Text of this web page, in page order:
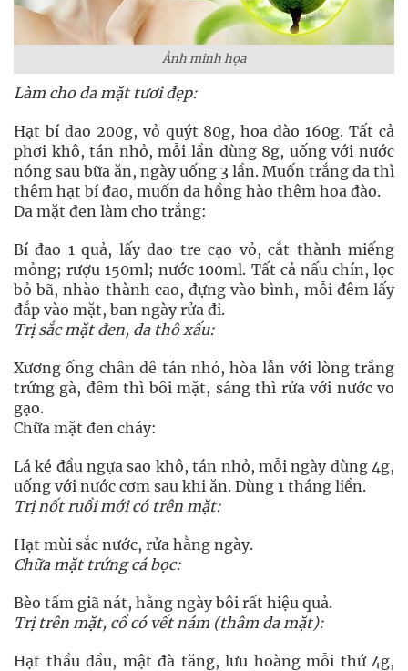
Ảnh minh họa
Làm cho da mặt tươi đẹp:
Hạt bí đao 200g, vỏ quýt 80g, hoa đào 160g. Tất cả
phơi khô, tán nhỏ, mỗi lần dùng 8g, uống với nước
nóng sau bữa ăn, ngày uống 3 lần. Muốn trắng da thì
thêm hạt bí đao, muốn da hồng hào thêm hoa đào.
Da mặt đen làm cho trắng:
Bí đao 1 quả, lấy dao tre cạo vỏ, cắt thành miếng
mỏng; rượu 150ml; nước 100ml. Tất cả nấu chín, lọc
bỏ bã, nhào thành cao, đựng vào bình, mỗi đêm lấy
đắp vào mặt, ban ngày rửa đi.
Trị sắc mặt đen, da thô xấu:
Xương ống chân dê tán nhỏ, hòa lẫn với lòng trắng
trứng gà, đêm thì bôi mặt, sáng thì rửa với nước vo
gạo.
Chữa mặt đen cháy:
Lá ké đầu ngựa sao khô, tán nhỏ, mỗi ngày dùng 4g,
uống với nước cơm sau khi ăn. Dùng 1 tháng liền.
Trị nốt ruồi mới có trên mặt:
Hạt mùi sắc nước, rửa hằng ngày.
Chữa mặt trứng cá bọc:
Bèo tấm giã nát, hằng ngày bôi rất hiệu quả.
Trị trên mặt, cổ có vết nám (thâm da mặt):
Hạt thầu dầu, mật đà tăng, lưu hoàng mỗi thứ 4g,